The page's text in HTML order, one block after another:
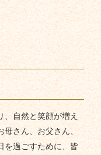
自然と笑顔が増え
母さん、お父さん、
を過ごすために、皆